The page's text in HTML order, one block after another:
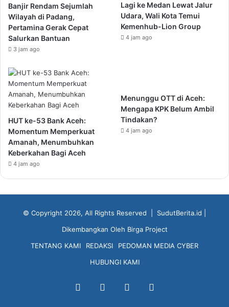
Banjir Rendam Sejumlah
Wilayah di Padang,
Pertamina Gerak Cepat
Salurkan Bantuan
3 jam ago
Lagi ke Medan Lewat Jalur
Udara, Wali Kota Temui
Kemenhub-Lion Group
4 jam ago
HUT ke-53 Bank Aceh:
Momentum Memperkuat
Amanah, Menumbuhkan
Keberkahan Bagi Aceh
4 jam ago
Menunggu OTT di Aceh:
Mengapa KPK Belum Ambil
Tindakan?
4 jam ago
© Copyright 2026, All Rights Reserved | SudutBerita.id
Dikembangkan Oleh Birga Project
TENTANG KAMI
REDAKSI
PEDOMAN MEDIA CYBER
HUBUNGI KAMI
Facebook YouTube